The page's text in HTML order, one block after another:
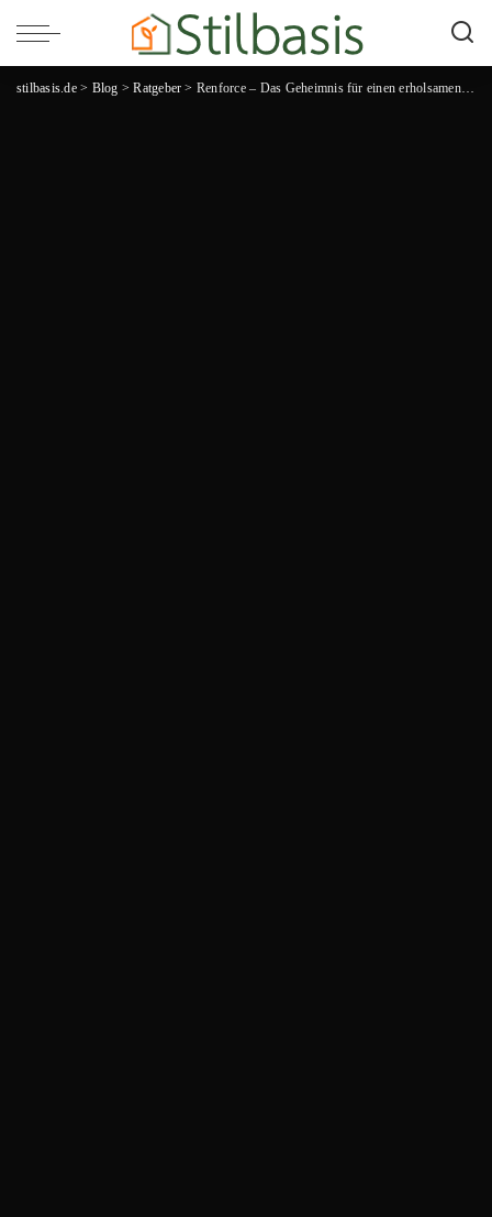
stilbasis.de> Blog >Ratgeber > Renforce – Das Geheimnis für einen erholsamen Schlaf